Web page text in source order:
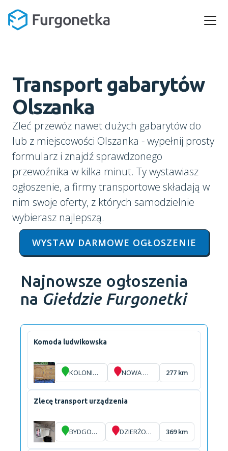
Transport gabarytów
Olszanka
Zleć przewóz nawet dużych gabarytów do
lub z miejscowości Olszanka - wypełnij prosty
formularz i znajdź sprawdzonego
przewoźnika w kilka minut. Ty wystawiasz
ogłoszenie, a firmy transportowe składają w
nim swoje oferty, z których samodzielnie
wybierasz najlepszą.
WYSTAW DARMOWE OGŁOSZENIE
Najnowsze ogłoszenia
na Giełdzie Furgonetki
Komoda ludwikowska
KOLONIA BYCZYNA NOWA WIEŚ UJSKA 277 km
Zlecę transport urządzenia
BYDGOSZCZ DZIERŻONIÓW 369 km